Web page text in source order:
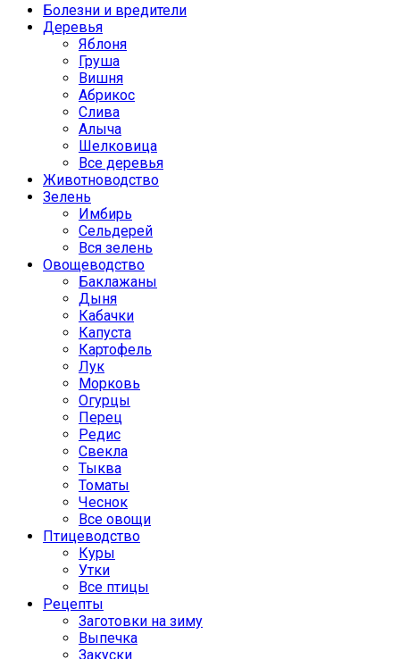
Болезни и вредители
Деревья
Яблоня
Груша
Вишня
Абрикос
Слива
Алыча
Шелковица
Все деревья
Животноводство
Зелень
Имбирь
Сельдерей
Вся зелень
Овощеводство
Баклажаны
Дыня
Кабачки
Капуста
Картофель
Лук
Морковь
Огурцы
Перец
Редис
Свекла
Тыква
Томаты
Чеснок
Все овощи
Птицеводство
Куры
Утки
Все птицы
Рецепты
Заготовки на зиму
Выпечка
Закуски